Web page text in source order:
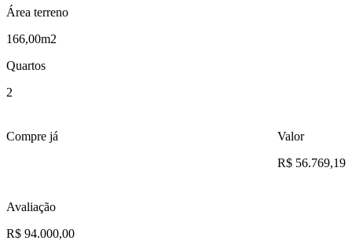
Área terreno
166,00m2
Quartos
2
Compre já
Valor
R$ 56.769,19
Avaliação
R$ 94.000,00